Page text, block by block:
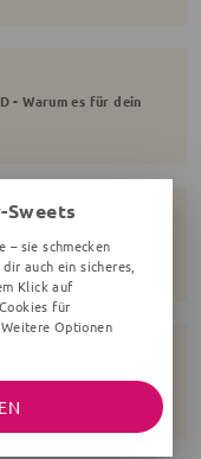
- Warum es für dein
du wissen solltest!
& wann zum Arzt
– sie schmecken
auch ein sicheres,
Klick auf
für
Optionen